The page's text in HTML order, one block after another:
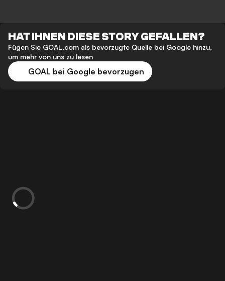
HAT IHNEN DIESE STORY GEFALLEN?
Fügen Sie GOAL.com als bevorzugte Quelle bei Google hinzu,
um mehr von uns zu lesen
GOAL bei Google bevorzugen